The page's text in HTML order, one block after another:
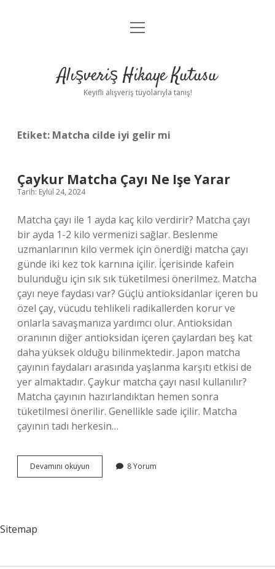
Anasayfa
Yasal Uyarı
menüyü
Alışveriş Hikaye Kutusu
Keyifli alışveriş tüyolarıyla tanış!
Etiket: Matcha cilde iyi gelir mi
Çaykur Matcha Çayı Ne Işe Yarar
Tarih: Eylül 24, 2024
Matcha çayı ile 1 ayda kaç kilo verdirir? Matcha çayı
bir ayda 1-2 kilo vermenizi sağlar. Beslenme
uzmanlarının kilo vermek için önerdiği matcha çayı
günde iki kez tok karnına içilir. İçerisinde kafein
bulunduğu için sık sık tüketilmesi önerilmez. Matcha
çayı neye faydası var? Güçlü antioksidanlar içeren bu
özel çay, vücudu tehlikeli radikallerden korur ve
onlarla savaşmanıza yardımcı olur. Antioksidan
oranının diğer antioksidan içeren çaylardan beş kat
daha yüksek olduğu bilinmektedir. Japon matcha
çayının faydaları arasında yaşlanma karşıtı etkisi de
yer almaktadır. Çaykur matcha çayı nasıl kullanılır?
Matcha çayının hazırlandıktan hemen sonra
tüketilmesi önerilir. Genellikle sade içilir. Matcha
çayının tadı herkesin…
Devamını okuyun
Matcha
8 Yorum
Sitemap